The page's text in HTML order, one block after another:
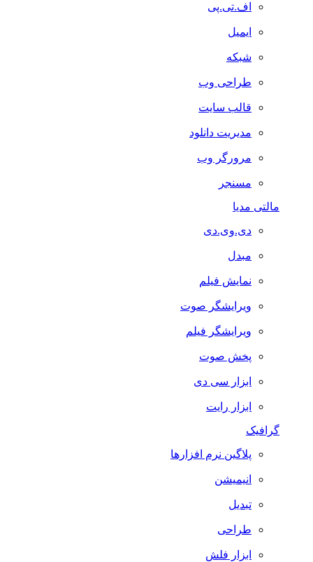
اف.تی.پی
ایمیل
شبکه
طراحی وب
قالب سایت
مدیریت دانلود
مرورگر وب
مسنجر
مالتی مدیا
دی.وی.دی
مبدل
نمایش فیلم
ویرایشگر صوت
ویرایشگر فیلم
پخش صوت
ابزار سی دی
ابزار رایت
گرافیک
پلاگین نرم افزارها
انیمیشن
تبدیل
طراحی
ابزار فلش